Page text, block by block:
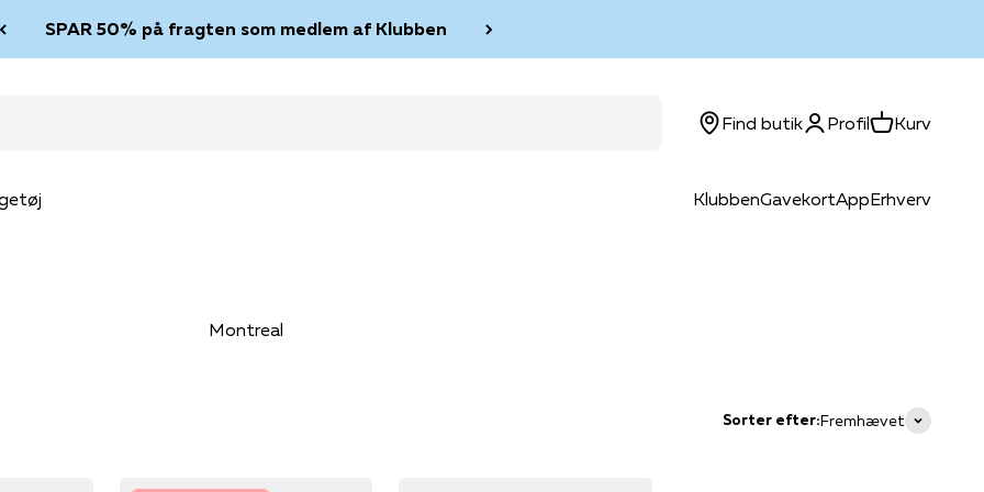
SPAR 50% på fragten som medlem af Klubben
KlubbenGavekortAppErhverv
Find butikLog ind
ProfilKurvKurv
Montreal
Sorter efter:Fremhævet